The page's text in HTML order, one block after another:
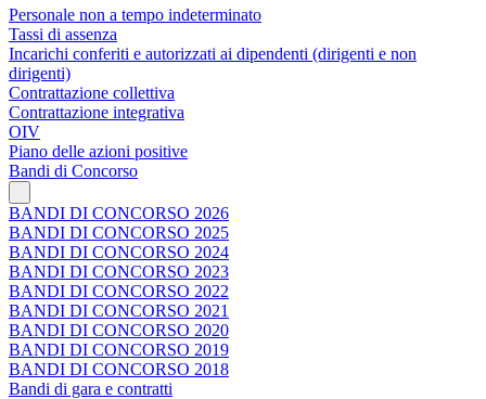
Personale non a tempo indeterminato
Tassi di assenza
Incarichi conferiti e autorizzati ai dipendenti (dirigenti e non
dirigenti)
Contrattazione collettiva
Contrattazione integrativa
OIV
Piano delle azioni positive
Bandi di Concorso
BANDI DI CONCORSO 2026
BANDI DI CONCORSO 2025
BANDI DI CONCORSO 2024
BANDI DI CONCORSO 2023
BANDI DI CONCORSO 2022
BANDI DI CONCORSO 2021
BANDI DI CONCORSO 2020
BANDI DI CONCORSO 2019
BANDI DI CONCORSO 2018
Bandi di gara e contratti